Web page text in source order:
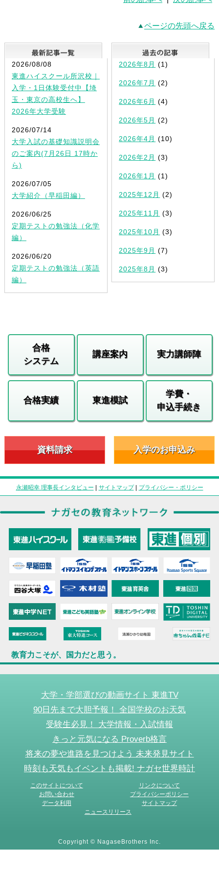
ページの先頭へ戻る
最新記事一覧
2026/08/08
東進ハイスクール所沢校｜
入学・1日体験受付中【埼
玉・東京の高校生へ】
2026年大学受験
2026/07/14
大学入試の基礎知識説明会
のご案内(7月26日 17時か
ら)
2026/07/05
大学紹介（早稲田編）
2026/06/25
定期テストの勉強法（化学
編）
2026/06/20
定期テストの勉強法（英語
編）
2026年8月 (1)
2026年7月 (2)
2026年6月 (4)
2026年5月 (2)
2026年4月 (10)
2026年2月 (3)
2026年1月 (1)
2025年12月 (2)
2025年11月 (3)
2025年10月 (3)
2025年9月 (7)
2025年8月 (3)
合格
システム
講座案内 実力講師陣
合格実績 東進模試
学費・
申込手続き
資料請求 入学のお申込み
永瀬昭幸 理事長インタビュー | サイトマップ| プライバシー・ポリシー
教育力こそが、国力だと思う。
大学・学部選びの動画サイト 東進TV
90日先まで大胆予報！ 全国学校のお天気
受験生必見！ 大学情報・入試情報
きっと元気になる Proverb格言
将来の夢や進路を見つけよう 未来発見サイト
時刻も天気もイベントも掲載! ナガセ世界時計
このサイトについて
リンクについて
お問い合わせ
プライバシーポリシー
データ利用
サイトマップ
ニュースリリース
Copyright © NagaseBrothers Inc.